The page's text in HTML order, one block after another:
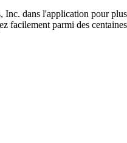
Inc. dans l'application pour plus
facilement parmi des centaines